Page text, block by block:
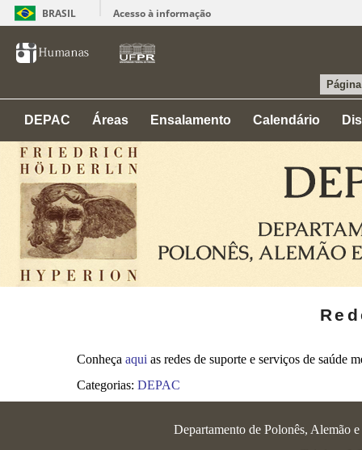
BRASIL Acesso à informação
DEPAC Áreas Ensalamento Calendário
Conheça aqui as redes de suporte e serviços de saúde
Categorias: DEPAC
Departamento de Polonês, Alemão